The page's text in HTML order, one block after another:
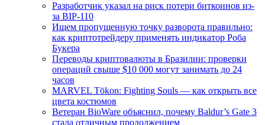
Разработчик указал на риск потери биткоинов из-
за BIP-110
Ищем пропущенную точку разворота правильно:
как криптотрейдеру применять индикатор Роба
Букера
Переводы криптовалюты в Бразилии: проверки
операций свыше $10 000 могут занимать до 24
часов
MARVEL Tōkon: Fighting Souls — как открыть все
цвета костюмов
Ветеран BioWare объяснил, почему Baldur’s Gate 3
стала отличным продолжением